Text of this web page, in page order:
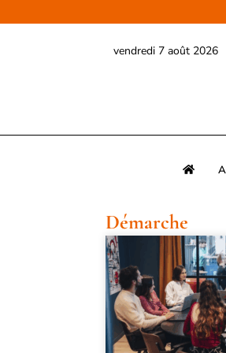
au
vendredi 7 août 2026
Démarche